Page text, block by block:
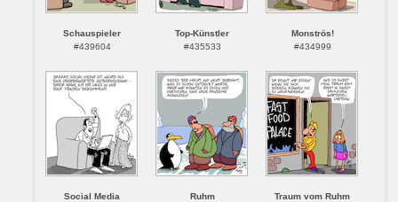
Schauspieler
#439604
Top-Künstler
#435533
Monströs!
#434999
Social Media
Ruhm
Traum vom Ruhm